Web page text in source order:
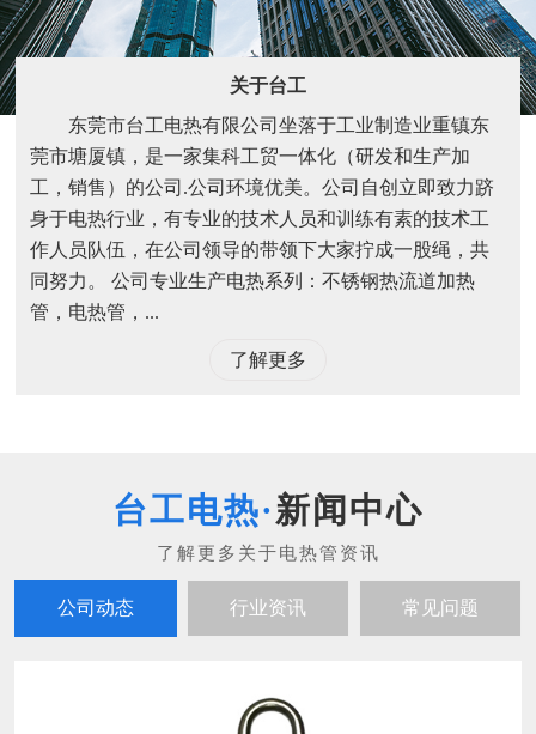
关于台工
东莞市台工电热有限公司坐落于工业制造业重镇东
莞市塘厦镇，是一家集科工贸一体化（研发和生产加
工，销售）的公司.公司环境优美。公司自创立即致力跻
身于电热行业，有专业的技术人员和训练有素的技术工
作人员队伍，在公司领导的带领下大家拧成一股绳，共
同努力。 公司专业生产电热系列：不锈钢热流道加热
管，电热管，...
了解更多
新闻中心
公司动态 行业资讯 常见问题